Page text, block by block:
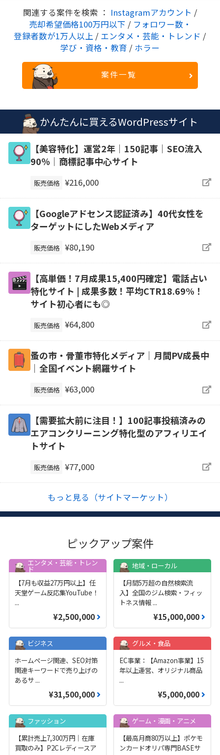
関連する案件を検索 ： Instagramアカウント /
売却希望価格100万円以下 / フォロワー数・
登録者数が1万人以上 / エンタメ・芸能・トレンド /
学び・資格・教育 / ホラー
案件一覧
かんたんに買えるWordPressサイト
【美容特化】運営2年｜150記事｜SEO流入
90％｜商標記事中心サイト
販売価格 ¥216,000
【Googleアドセンス認証済み】40代女性を
ターゲットにしたWebメディア
販売価格 ¥80,190
【高単価！7月成果15,400円確定】電話占い
特化サイト | 成果多数！平均CTR18.69%！
サイト初心者にも◎
販売価格 ¥64,800
蚤の市・骨董市特化メディア｜月間PV成長中
｜全国イベント網羅サイト
販売価格 ¥63,000
【需要拡大前に注目！】100記事投稿済みの
エアコンクリーニング特化型のアフィリエイ
トサイト
販売価格 ¥77,000
もっと見る（サイトマーケット）
ピックアップ案件
エンタメ・芸能・トレン
ド
【7月も収益27万円以上】任
天堂ゲーム反応集YouTube！
...
¥2,500,000
地域・ローカル
【月間5万超の自然検索流
入】全国のジム検索・フィッ
トネス情報 ...
¥15,000,000
ビジネス
ホームページ関連、SEO対策
関連キーワードで売り上げの
あるサ ...
¥31,500,000
グルメ・食品
EC事業：【Amazon事業】15
年以上運営、オリジナル商品
...
¥5,000,000
ファッション
【累計売上7,300万円｜在庫
買取のみ】P2Cレディースア
ゲーム・漫画・アニメ
【最高月商80万以上】ポケモ
ンカードオリパ専門BASEサ